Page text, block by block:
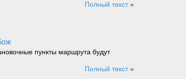
Полный текст»
пункты маршрута будут
Полный текст»